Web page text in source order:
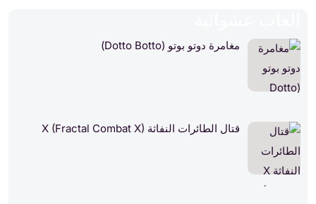
مغامرة دوتو بوتو (Dotto Botto)
قتال الطائرات النفاثة X (Fractal Combat X)